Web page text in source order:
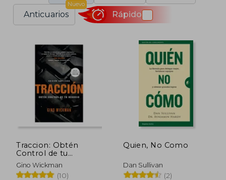
Anticuarios
Nuevo
Rápido
Traccion: Obtén
Control de tu
Negocio
Gino Wickman
(10)
Quien, No Como
Dan Sullivan
(2)